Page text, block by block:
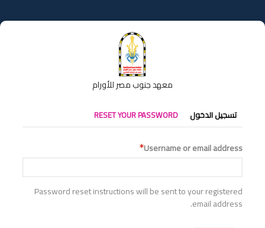
إلى
المحتوى
معهد جنوب مصر للأورام
التبويبات
الأساسية
تسجيل الدخول RESET YOUR PASSWORD
Username or email address
Password reset instructions will be sent to your registered
email address.